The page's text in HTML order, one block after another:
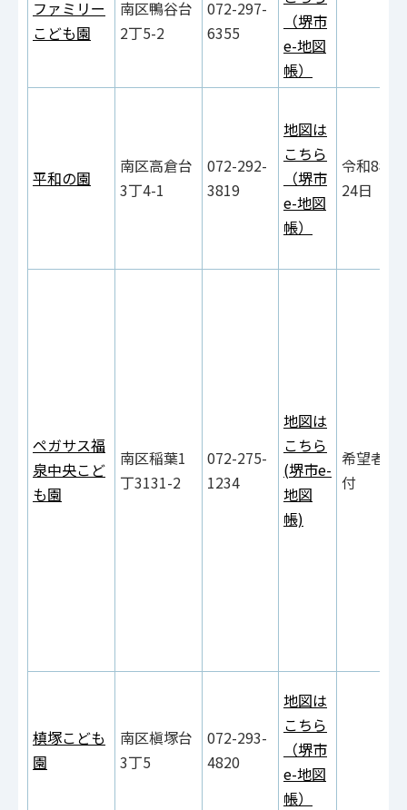
ファミリー
こども園
南区鴨谷台
2丁5-2
072-297-
6355
（堺市
e-地図
帳）
平和の園
南区高倉台
3丁4-1
072-292-
3819
地図は
こちら
（堺市
e-地図
帳）
令和8年9
24日
ペガサス福
泉中央こど
も園
南区稲葉1
丁3131-2
072-275-
1234
地図は
こちら
(堺市e-
地図
帳)
希望者は
付
槙塚こども
園
南区槇塚台
3丁5
072-293-
4820
地図は
こちら
（堺市
e-地図
帳）